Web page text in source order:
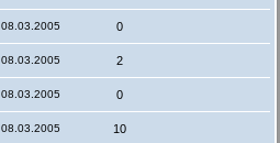
08.03.2005 0
08.03.2005 2
08.03.2005 0
08.03.2005 10